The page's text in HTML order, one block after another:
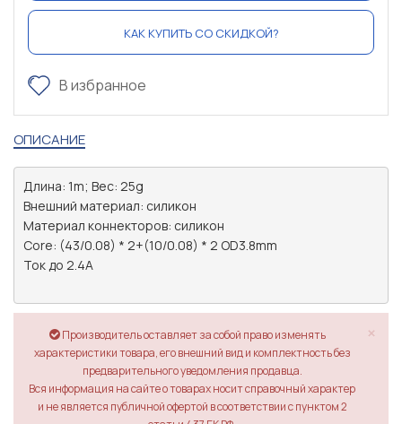
КАК КУПИТЬ СО СКИДКОЙ?
В избранное
ОПИСАНИЕ
Длина: 1m; Вес: 25g
Внешний материал: силикон
Материал коннекторов: силикон
Core: (43/0.08) * 2+(10/0.08) * 2 OD3.8mm
Ток до 2.4А
×
Производитель оставляет за собой право изменять
характеристики товара, его внешний вид и комплектность без
предварительного уведомления продавца.
Вся информация на сайте о товарах носит справочный характер
и не является публичной офертой в соответствии с пунктом 2